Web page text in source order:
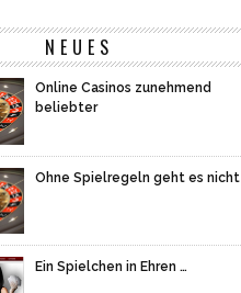
NEUES
Online Casinos zunehmend
beliebter
Ohne Spielregeln geht es nicht
Ein Spielchen in Ehren …